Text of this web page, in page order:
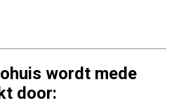
wordt mede
door: